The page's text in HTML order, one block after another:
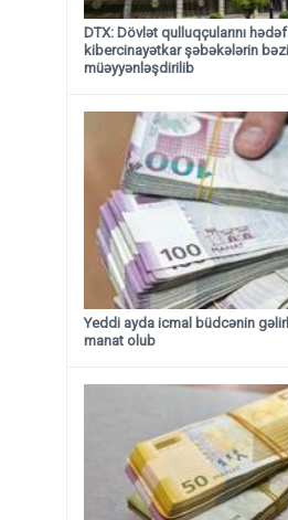
DTX: Dövlət qulluqçularını
kibercinayətkar şəbəkələrin bəzi
müəyyənləşdirilib
Yeddi ayda icmal büdcənin
manat olub